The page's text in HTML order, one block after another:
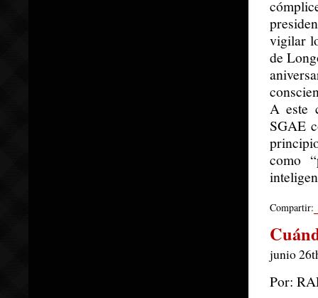
vigilar
de
A este
SGAE
como
Compartir:
junio
Por: